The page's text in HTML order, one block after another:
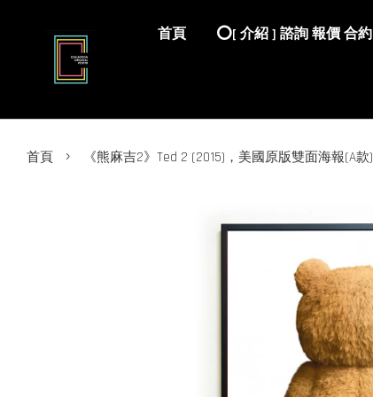
首頁 ⭕️[ 介紹 ] 諮詢 報價 合約
首頁 › 《熊麻吉2》Ted 2 (2015)，美國原版雙面海報(A款)